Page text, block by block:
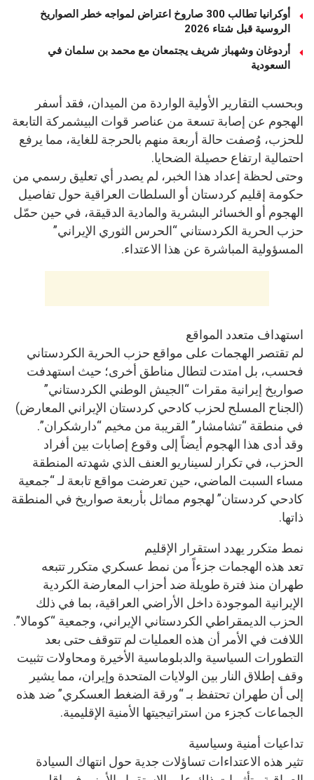
أوكرانيا تطالب 300 صاروخ اعتراض لمواجه خطر الصواريخ
الروسية قبل شتاء 2026
أردوغان وشهباز شريف يجتمعان مع محمد بن سلمان في
السعودية
وبحسب التقارير الأولية الواردة من الميدان، فقد أسفر
الهجوم عن إصابة تسعة من عناصر قوات البيشمركة التابعة
للحزب، وُصفت حالة أربعة منهم بالحرجة للغاية، مما يرفع
احتمالية ارتفاع حصيلة الضحايا.
وحتى لحظة إعداد هذا الخبر، لم يصدر أي تعليق رسمي من
حكومة إقليم كردستان أو السلطات العراقية حول تفاصيل
الهجوم أو الخسائر البشرية والمادية الدقيقة، في حين حمّل
حزب الحرية الكردستاني “الحرس الثوري الإيراني”
المسؤولية المباشرة عن هذا الاعتداء.
استهداف متعدد المواقع
لم تقتصر الهجمات على مواقع حزب الحرية الكردستاني
فحسب، بل امتدت لتطال مناطق أخرى؛ حيث استهدفت
صواريخ إيرانية مقرات “الجيش الوطني الكردستاني”
(الجناح المسلح لحزب كادحي كردستان الإيراني المعارض)
في منطقة “تشامشار” القريبة من مخيم “دارشكران”.
وقد أدى هذا الهجوم أيضاً إلى وقوع إصابات بين أفراد
الحزب، في تكرار لسيناريو العنف الذي شهدته المنطقة
مساء السبت الماضي، حين تعرضت مواقع تابعة لـ “جمعية
كادحي كردستان” لهجوم مماثل بأربعة صواريخ في المنطقة
ذاتها.
نمط متكرر يهدد استقرار الإقليم
تعد هذه الهجمات جزءاً من نمط عسكري متكرر تتبعه
طهران منذ فترة طويلة ضد أحزاب المعارضة الكردية
الإيرانية الموجودة داخل الأراضي العراقية، بما في ذلك
الحزب الديمقراطي الكردستاني الإيراني، وجمعية “كومالا”.
اللافت في الأمر أن هذه العمليات لم تتوقف حتى بعد
التطورات السياسية والدبلوماسية الأخيرة ومحاولات تثبيت
وقف إطلاق النار بين الولايات المتحدة وإيران، مما يشير
إلى أن طهران تحتفظ بـ “ورقة الضغط العسكري” ضد هذه
الجماعات كجزء من استراتيجيتها الأمنية الإقليمية.
تداعيات أمنية وسياسية
تثير هذه الاعتداءات تساؤلات جدية حول انتهاك السيادة